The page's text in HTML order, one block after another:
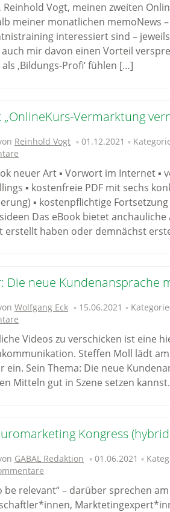
Reinhold Vogt, meinen zweiten
meiner monatlichen memoNews
interessiert sind –
mir davon einen Vorteil
als ‚Bildungs-Profi‘ fühlen […]
„OnlineKurs-Vermarktung
Reinhold Vogt 01.12.2021
neuer Art ▪ Vorwort im Internet ▪
▪ kostenfreie PDF mit sechs
▪ kostenpflichtige
Das eBook bietet
erstellt haben oder demnächst
Die neue Kundenansprache
Wolfgang Eck 15.06.2021
Videos zu verschicken ist eine
Steffen Moll lädt
ein. Sein Thema: Die neue
Mitteln gut in Szene setzen
Kongress
GABAL Redaktion 01.06.2021
be relevant“ – darüber sprechen